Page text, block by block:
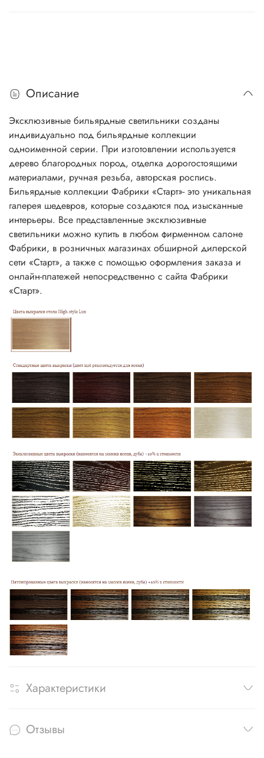
Описание
Эксклюзивные бильярдные светильники созданы
индивидуально под бильярдные коллекции
одноименной серии. При изготовлении используется
дерево благородных пород, отделка дорогостоящими
материалами, ручная резьба, авторская роспись.
Бильярдные коллекции Фабрики «Старт»- это уникальная
галерея шедевров, которые создаются под изысканные
интерьеры. Все представленные эксклюзивные
светильники можно купить в любом фирменном салоне
Фабрики, в розничных магазинах обширной дилерской
сети «Старт», а также с помощью оформления заказа и
онлайн-платежей непосредственно с сайта Фабрики
«Старт».
Характеристики
Отзывы